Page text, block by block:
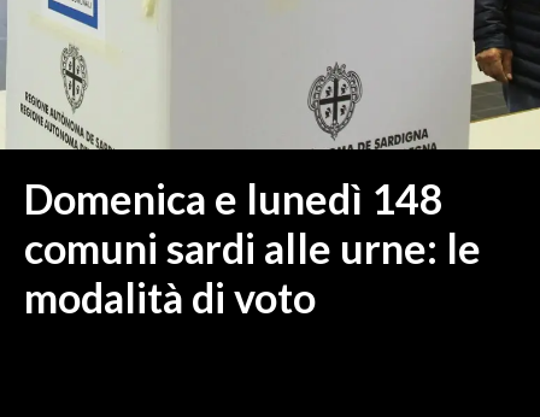
SASSARI E PROVINCIA
GALLURA
NUORO E PROVINCIA
OGLIASTRA
ITALIA
MONDO
Domenica e lunedì 148
comuni sardi alle urne: le
modalità di voto